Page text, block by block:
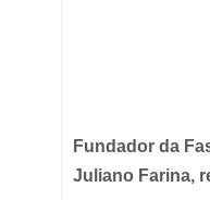
Fundador da
Juliano Farina,